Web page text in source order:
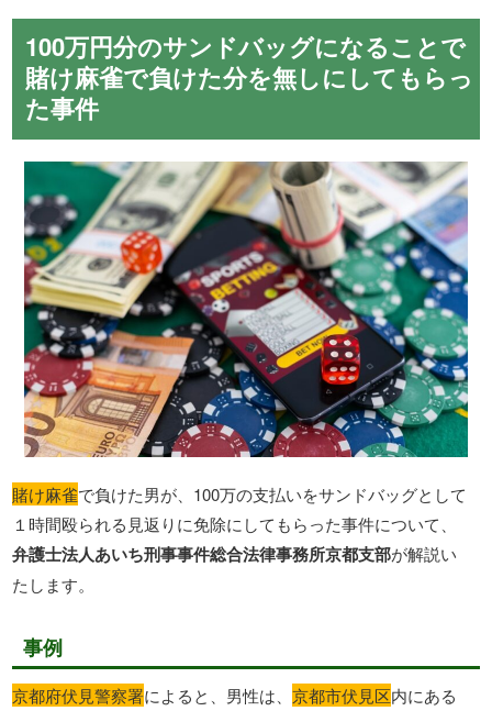
100万円分のサンドバッグになることで
賭け麻雀で負けた分を無しにしてもらっ
た事件
賭け麻雀で負けた男が、100万の支払いをサンドバッグとして
１時間殴られる見返りに免除にしてもらった事件について、
弁護士法人あいち刑事事件総合法律事務所京都支部が解説い
たします。
事例
京都府伏見警察署によると、男性は、京都市伏見区内にある